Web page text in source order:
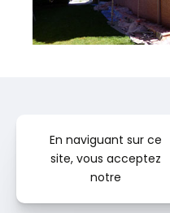
En naviguant sur ce
site, vous acceptez
notre